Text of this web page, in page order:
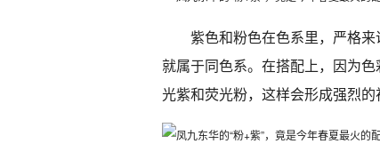
紫色和粉色在色系里，严格
就属于同色系。在搭配上，因为
光紫和荧光粉，这样会形成强烈